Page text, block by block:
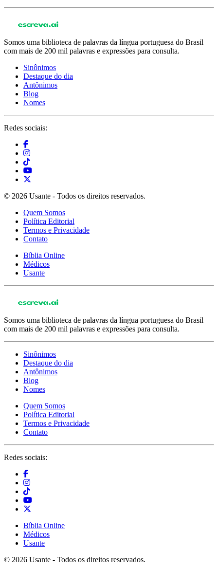
Somos uma biblioteca de palavras da língua portuguesa do Brasil
com mais de 200 mil palavras e expressões para consulta.
Sinônimos
Destaque do dia
Antônimos
Blog
Nomes
Redes sociais:
© 2026 Usante - Todos os direitos reservados.
Quem Somos
Política Editorial
Termos e Privacidade
Contato
Bíblia Online
Médicos
Usante
Somos uma biblioteca de palavras da língua portuguesa do Brasil
com mais de 200 mil palavras e expressões para consulta.
Sinônimos
Destaque do dia
Antônimos
Blog
Nomes
Quem Somos
Política Editorial
Termos e Privacidade
Contato
Redes sociais:
Bíblia Online
Médicos
Usante
© 2026 Usante - Todos os direitos reservados.